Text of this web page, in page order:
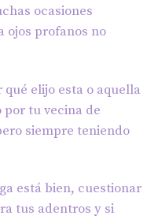
ocasiones
ojos profanos no
elijo esta o aquella
por tu vecina de
siempre teniendo
está bien, cuestionar
tus adentros y si